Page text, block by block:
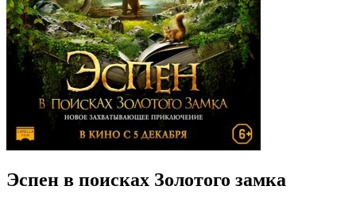
Эспен в поисках Золотого замка